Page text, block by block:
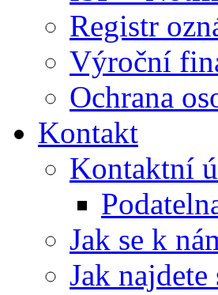
Registr
Výroční
Ochrana
Kontakt
Kontaktní
Jak se k
Jak najdete